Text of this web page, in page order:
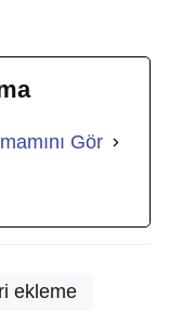
Gör
ekleme